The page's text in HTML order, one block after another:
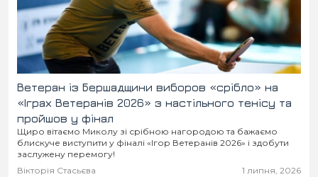
Ветеран із Бершадщини виборов «срібло» на
«Іграх Ветеранів 2026» з настільного тенісу та
пройшов у фінал
Щиро вітаємо Миколу зі срібною нагородою та бажаємо
блискуче виступити у фіналі «Ігор Ветеранів 2026» і здобути
заслужену перемогу!
Вікторія Стасьєва
1 липня, 2026